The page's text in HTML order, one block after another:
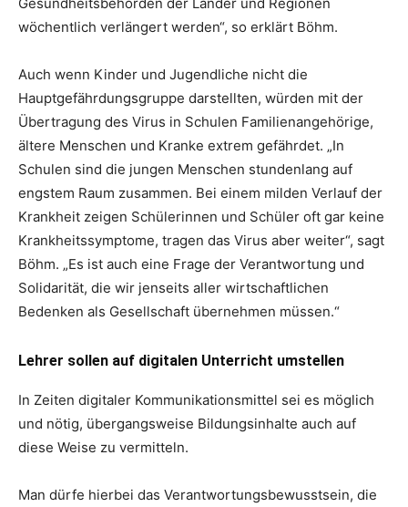
wöchentlich verlängert werden“, so erklärt Böhm.
Auch wenn Kinder und Jugendliche nicht die
Hauptgefährdungsgruppe darstellten, würden mit der
Übertragung des Virus in Schulen Familienangehörige,
ältere Menschen und Kranke extrem gefährdet. „In
Schulen sind die jungen Menschen stundenlang auf
engstem Raum zusammen. Bei einem milden Verlauf der
Krankheit zeigen Schülerinnen und Schüler oft gar keine
Krankheitssymptome, tragen das Virus aber weiter“, sagt
Böhm. „Es ist auch eine Frage der Verantwortung und
Solidarität, die wir jenseits aller wirtschaftlichen
Bedenken als Gesellschaft übernehmen müssen.“
Lehrer sollen auf digitalen Unterricht umstellen
In Zeiten digitaler Kommunikationsmittel sei es möglich
und nötig, übergangsweise Bildungsinhalte auch auf
diese Weise zu vermitteln.
Man dürfe hierbei das Verantwortungsbewusstsein, die